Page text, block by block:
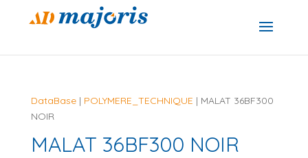
DataBase| POLYMERE_TECHNIQUE | MALAT 36BF300
NOIR
MALAT 36BF300 NOIR